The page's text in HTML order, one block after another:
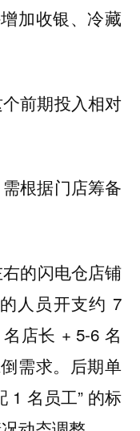
加收银、冷藏
前期投入相对
根据门店筹备
的闪电仓店铺
人员开支约 7
店长 + 5-6 名
需求。后期单
1 名员工” 的标